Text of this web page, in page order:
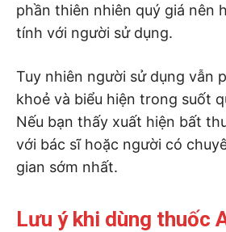
phần thiên nhiên quý giá nên
tính với người sử dụng.
Tuy nhiên người sử dụng vẫn
khoẻ và biểu hiện trong suốt
Nếu bạn thấy xuất hiện bất
với bác sĩ hoặc người có
gian sớm nhất.
Lưu ý khi dùng thuốc